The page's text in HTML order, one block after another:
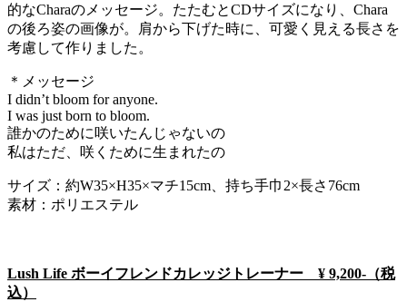
的なCharaのメッセージ。たたむとCDサイズになり、Chara
の後ろ姿の画像が。肩から下げた時に、可愛く見える長さを
考慮して作りました。
＊メッセージ
I didn’t bloom for anyone.
I was just born to bloom.
誰かのために咲いたんじゃないの
私はただ、咲くために生まれたの
サイズ：約W35×H35×マチ15cm、持ち手巾2×長さ76cm
素材：ポリエステル
Lush Life ボーイフレンドカレッジトレーナー ¥ 9,200-（税
込）